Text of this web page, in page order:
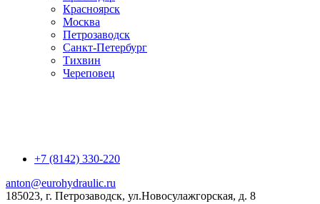
Красноярск
Москва
Петрозаводск
Санкт-Петербург
Тихвин
Череповец
+7 (8142) 330-220
anton@eurohydraulic.ru
185023, г. Петрозаводск, ул.Новосулажгорская, д. 8